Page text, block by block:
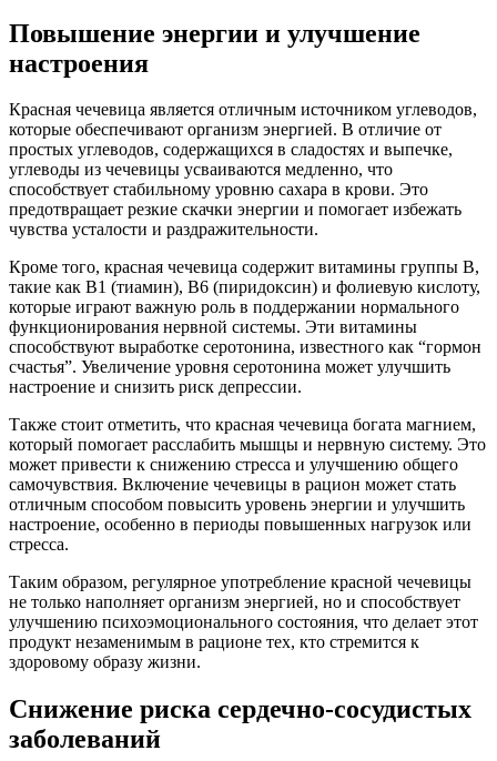
Повышение энергии и улучшение
настроения
Красная чечевица является отличным источником углеводов,
которые обеспечивают организм энергией. В отличие от
простых углеводов, содержащихся в сладостях и выпечке,
углеводы из чечевицы усваиваются медленно, что
способствует стабильному уровню сахара в крови. Это
предотвращает резкие скачки энергии и помогает избежать
чувства усталости и раздражительности.
Кроме того, красная чечевица содержит витамины группы B,
такие как B1 (тиамин), B6 (пиридоксин) и фолиевую кислоту,
которые играют важную роль в поддержании нормального
функционирования нервной системы. Эти витамины
способствуют выработке серотонина, известного как “гормон
счастья”. Увеличение уровня серотонина может улучшить
настроение и снизить риск депрессии.
Также стоит отметить, что красная чечевица богата магнием,
который помогает расслабить мышцы и нервную систему. Это
может привести к снижению стресса и улучшению общего
самочувствия. Включение чечевицы в рацион может стать
отличным способом повысить уровень энергии и улучшить
настроение, особенно в периоды повышенных нагрузок или
стресса.
Таким образом, регулярное употребление красной чечевицы
не только наполняет организм энергией, но и способствует
улучшению психоэмоционального состояния, что делает этот
продукт незаменимым в рационе тех, кто стремится к
здоровому образу жизни.
Снижение риска сердечно-сосудистых
заболеваний